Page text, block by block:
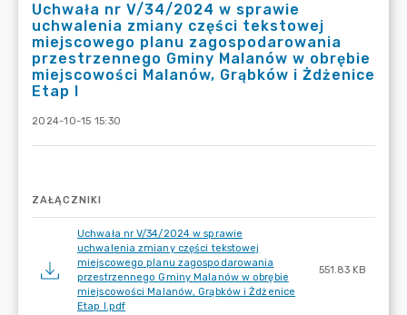
Uchwała nr V/34/2024 w sprawie
uchwalenia zmiany części tekstowej
miejscowego planu zagospodarowania
przestrzennego Gminy Malanów w obrębie
miejscowości Malanów, Grąbków i Żdżenice
Etap I
2024-10-15 15:30
ZAŁĄCZNIKI
Uchwała nr V/34/2024 w sprawie
uchwalenia zmiany części tekstowej
miejscowego planu zagospodarowania
przestrzennego Gminy Malanów w obrębie
miejscowości Malanów, Grąbków i Żdżenice
Etap I.pdf
551.83 KB